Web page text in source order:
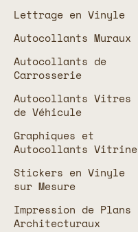
Lettrage en Vinyle
Autocollants Muraux
Autocollants de
Carrosserie
Autocollants Vitres
de Véhicule
Graphiques et
Autocollants Vitrine
Stickers en Vinyle
sur Mesure
Impression de Plans
Architecturaux